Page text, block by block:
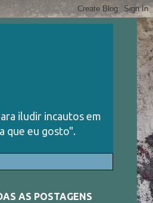
iludir incautos em
que eu gosto".
AS POSTAGENS